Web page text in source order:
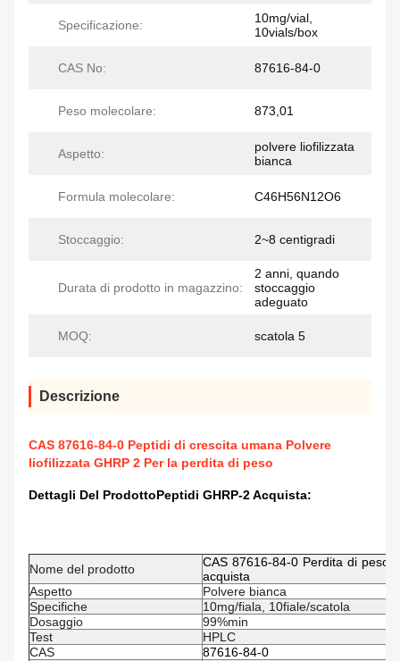
Specificazione:
10mg/vial,
10vials/box
CAS No: 87616-84-0
Peso molecolare: 873,01
Aspetto:
polvere liofilizzata
bianca
Formula molecolare: C46H56N12O6
Stoccaggio: 2~8 centigradi
Durata di prodotto in magazzino:
2 anni, quando
stoccaggio
adeguato
MOQ: scatola 5
Descrizione
CAS 87616-84-0 Peptidi di crescita umana Polvere
liofilizzata GHRP 2 Per la perdita di peso
Dettagli Del ProdottoPeptidi GHRP-2 Acquista​:
Nome del prodotto
CAS 87616-84-0 Perdita di peso
acquista
Aspetto
Polvere bianca
Specifiche
10mg/fiala, 10fiale/scatola
Dosaggio
99%min
Test
HPLC
CAS
87616-84-0